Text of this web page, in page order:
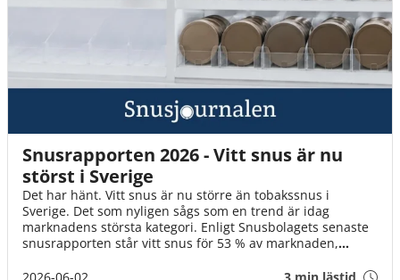
Snusrapporten 2026 - Vitt snus är nu
störst i Sverige
Det har hänt. Vitt snus är nu större än tobakssnus i
Sverige. Det som nyligen sågs som en trend är idag
marknadens största kategori. Enligt Snusbolagets senaste
snusrapporten står vitt snus för 53 % av marknaden,
om framtiden för vitt snus? Ta del av hela rapporten här.
2026-06-02 3 min lästid